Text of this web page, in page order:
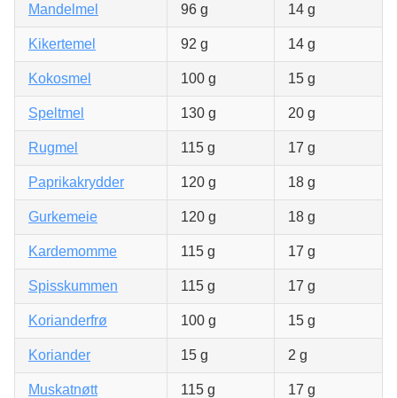
Mandelmel 96 g 14 g
Kikertemel 92 g 14 g
Kokosmel 100 g 15 g
Speltmel 130 g 20 g
Rugmel 115 g 17 g
Paprikakrydder 120 g 18 g
Gurkemeie 120 g 18 g
Kardemomme 115 g 17 g
Spisskummen 115 g 17 g
Korianderfrø 100 g 15 g
Koriander 15 g 2 g
Muskatnøtt 115 g 17 g